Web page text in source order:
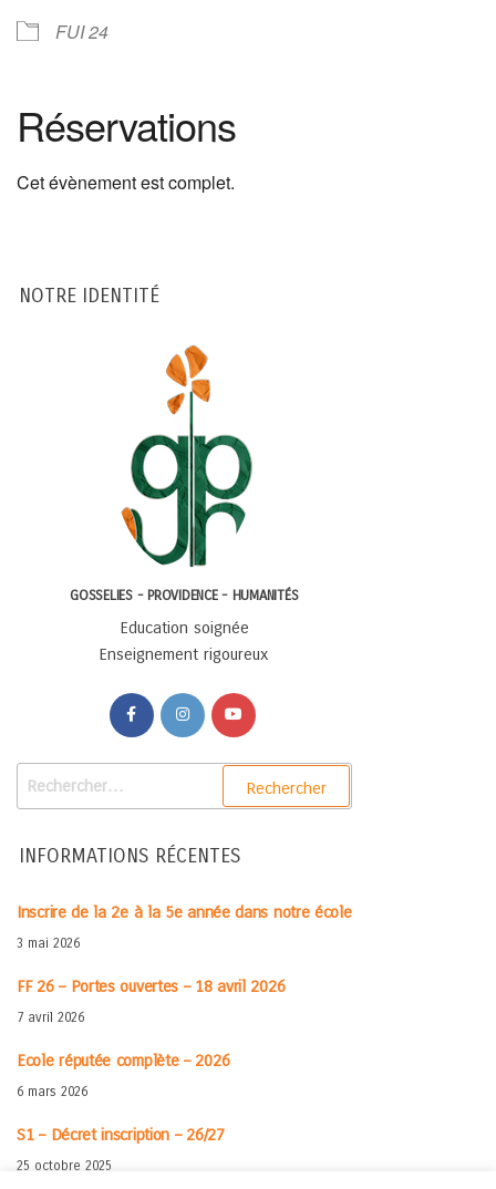
FUI 24
Réservations
Cet évènement est complet.
NOTRE IDENTITÉ
GOSSELIES - PROVIDENCE - HUMANITÉS
Education soignée
Enseignement rigoureux
INFORMATIONS RÉCENTES
Inscrire de la 2e à la 5e année dans notre école
3 mai 2026
FF 26 – Portes ouvertes – 18 avril 2026
7 avril 2026
Ecole réputée complète – 2026
6 mars 2026
S1 – Décret inscription – 26/27
25 octobre 2025